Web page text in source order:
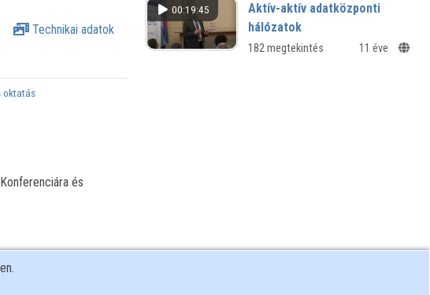
Technikai adatok
oktatás
és
00:19:45
Aktív-aktív adatközponti
hálózatok
182 megtekintés 11 éve